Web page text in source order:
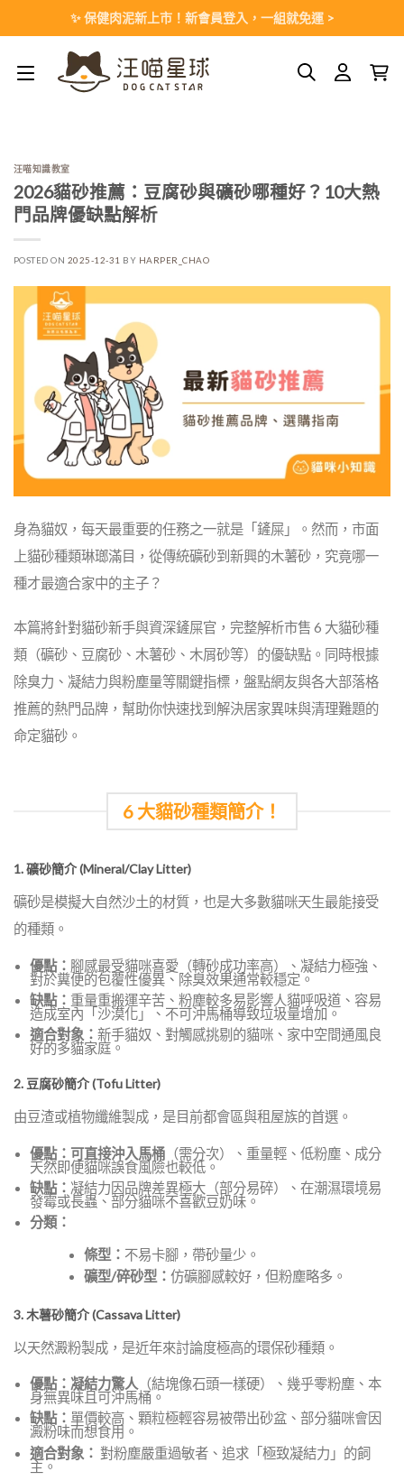
✨ 保健肉泥新上市！新會員登入，一組就免運 >
汪喵知識教室
2026貓砂推薦：豆腐砂與礦砂哪種好？10大熱
門品牌優缺點解析
POSTED ON 2025-12-31 BY HARPER_CHAO
身為貓奴，每天最重要的任務之一就是「鏟屎」。然而，市面
上貓砂種類琳瑯滿目，從傳統礦砂到新興的木薯砂，究竟哪一
種才最適合家中的主子？
本篇將針對貓砂新手與資深鏟屎官，完整解析市售 6 大貓砂種
類（礦砂、豆腐砂、木薯砂、木屑砂等）的優缺點。同時根據
除臭力、凝結力與粉塵量等關鍵指標，盤點網友與各大部落格
推薦的熱門品牌，幫助你快速找到解決居家異味與清理難題的
命定貓砂。
6 大貓砂種類簡介！
1. 礦砂簡介 (Mineral/Clay Litter)
礦砂是模擬大自然沙土的材質，也是大多數貓咪天生最能接受
的種類。
優點： 腳感最受貓咪喜愛（轉砂成功率高）、凝結力極強、
對於糞便的包覆性優異、除臭效果通常較穩定。
缺點： 重量重搬運辛苦、粉塵較多易影響人貓呼吸道、容易
造成室內「沙漠化」、不可沖馬桶導致垃圾量增加。
適合對象：新手貓奴、對觸感挑剔的貓咪、家中空間通風良
好的多貓家庭。
2. 豆腐砂簡介 (Tofu Litter)
由豆渣或植物纖維製成，是目前都會區與租屋族的首選。
優點： 可直接沖入馬桶 （需分次）、重量輕、低粉塵、成分
天然即便貓咪誤食風險也較低。
缺點： 凝結力因品牌差異極大（部分易碎）、在潮濕環境易
發霉或長蟲、部分貓咪不喜歡豆奶味。
分類：
條型： 不易卡腳，帶砂量少。
礦型/碎砂型：仿礦腳感較好，但粉塵略多。
3. 木薯砂簡介 (Cassava Litter)
以天然澱粉製成，是近年來討論度極高的環保砂種類。
優點： 凝結力驚人 （結塊像石頭一樣硬）、幾乎零粉塵、本
身無異味且可沖馬桶。
缺點： 單價較高、顆粒極輕容易被帶出砂盆、部分貓咪會因
澱粉味而想食用。
適合對象： 對粉塵嚴重過敏者、追求「極致凝結力」的飼
主。